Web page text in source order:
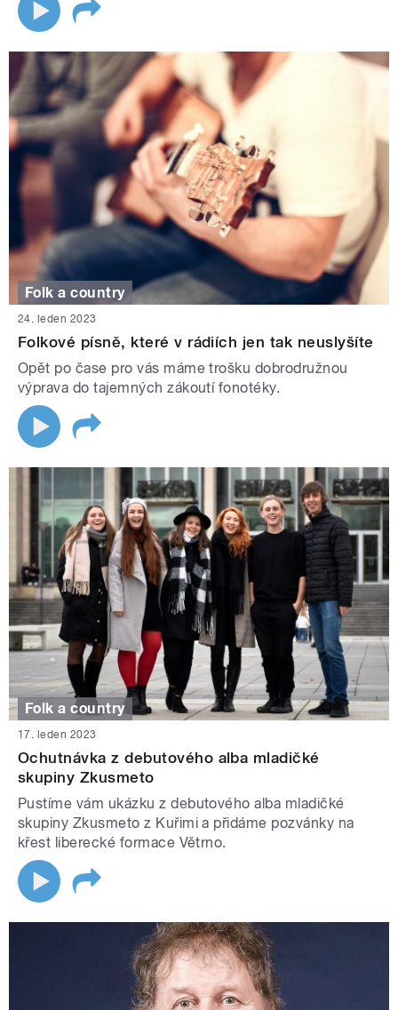
Folk a country
24. leden 2023
Folkové písně, které v rádiích jen tak neuslyšíte
Opět po čase pro vás máme trošku dobrodružnou
výprava do tajemných zákoutí fonotéky.
Folk a country
17. leden 2023
Ochutnávka z debutového alba mladičké
skupiny Zkusmeto
Pustíme vám ukázku z debutového alba mladičké
skupiny Zkusmeto z Kuřimi a přidáme pozvánky na
křest liberecké formace Větrno.